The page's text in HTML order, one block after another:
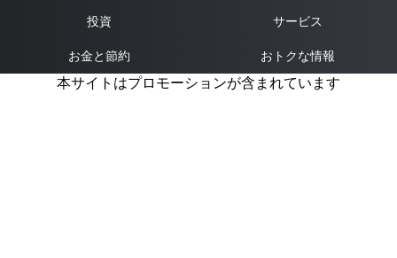
投資 サービス
お金と節約 おトクな情報
本サイトはプロモーションが含まれています